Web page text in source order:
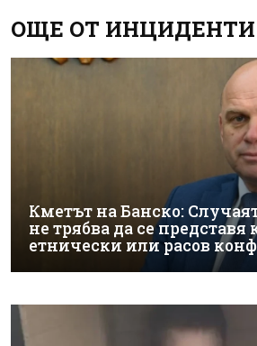
ОЩЕ ОТ ИНЦИДЕНТИ
Кметът на Банско:
не трябва да се представя
етнически или расов